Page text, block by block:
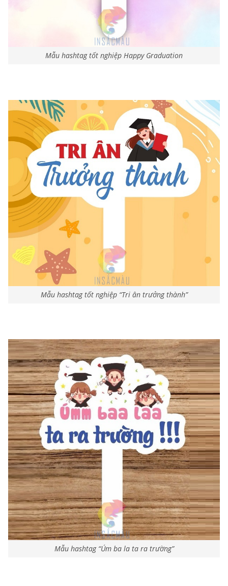
Mẫu hashtag tốt nghiệp Happy Graduation
Mẫu hashtag tốt nghiệp “Tri ân trưởng thành”
Mẫu hashtag “Úm ba la ta ra trường”